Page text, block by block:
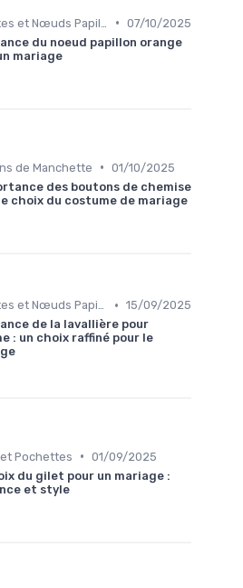
• 07/10/2025
du noeud papillon orange
mariage
de Manchette • 01/10/2025
des boutons de chemise
choix du costume de mariage
Cravates et Nœuds Papillon • 15/09/2025
de la lavallière pour
: un choix raffiné pour le
Pochettes • 01/09/2025
du gilet pour un mariage :
et style